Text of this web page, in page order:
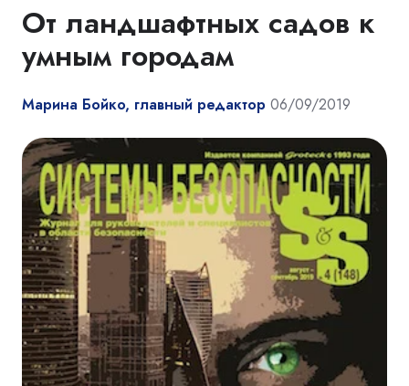
От ландшафтных садов к
умным городам
Марина Бойко, главный редактор 06/09/2019